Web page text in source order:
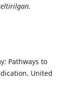
Pathways to
United